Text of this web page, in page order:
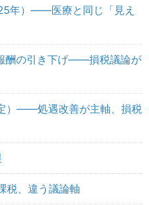
年）――医療と同じ「見え
酬の引き下げ――損税議論が
）――処遇改善が主軸、損税
税、違う議論軸